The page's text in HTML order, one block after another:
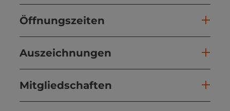
Öffnungszeiten
Auszeichnungen
Mitgliedschaften